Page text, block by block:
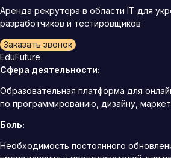
Аренда рекрутера в области IT для
разработчиков и тестировщиков
Заказать звонок
EduFuture
Сфера деятельности:
Образовательная платформа для
по программированию, дизайну,
Боль:
Необходимость постоянного